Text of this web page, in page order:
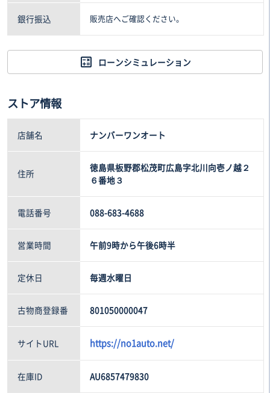
銀行振込 販売店へご確認ください。
ローンシミュレーション
ストア情報
店舗名 ナンバーワンオート
住所
徳島県板野郡松茂町広島字北川向壱ノ越２
６番地３
電話番号 088-683-4688
営業時間 午前9時から午後6時半
定休日 毎週水曜日
古物商登録番 801050000047
サイトURL https://no1auto.net/
在庫ID AU6857479830